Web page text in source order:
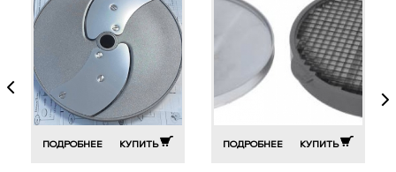
ПОДРОБНЕЕ КУПИТЬ ПОДРОБНЕЕ КУПИТЬ